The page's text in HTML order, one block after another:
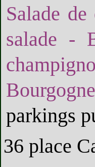
Salade
salade -
Bourgogne
parkings
36 place